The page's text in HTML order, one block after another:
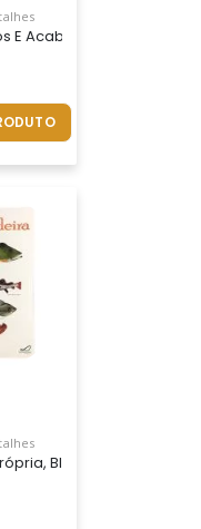
Emborracho, Porta
Metal Com
Personalizado.
Em Conta De
Sketchbook É Uma
E Acabamentos
Em 4 Cores.
Miolo Com 96
Dura Com Arte Em
Com Ou Sem
Seu Jeito.
Blocos